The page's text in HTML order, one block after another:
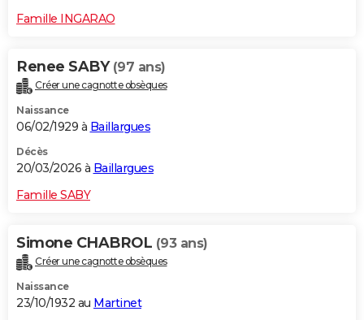
Famille INGARAO
Renee SABY (97 ans)
Créer une cagnotte obsèques
Naissance
06/02/1929 à Baillargues
Décès
20/03/2026 à Baillargues
Famille SABY
Simone CHABROL (93 ans)
Créer une cagnotte obsèques
Naissance
23/10/1932 au Martinet